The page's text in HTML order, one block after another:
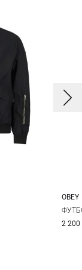
S
OBEY
2 200